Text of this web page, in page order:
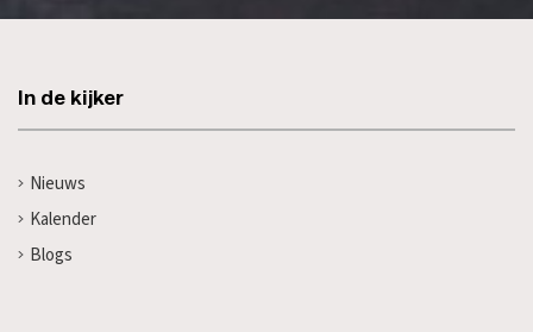
In de kijker
Nieuws
Kalender
Blogs